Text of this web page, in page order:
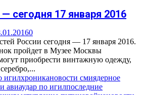
сегодня 17 января 2016
0
России сегодня — 17 января 2016.
пройдет в Музее Москвы
приобрести винтажную одежду,
игилхроникановости смиядерное
авиаудар по игилпоследние